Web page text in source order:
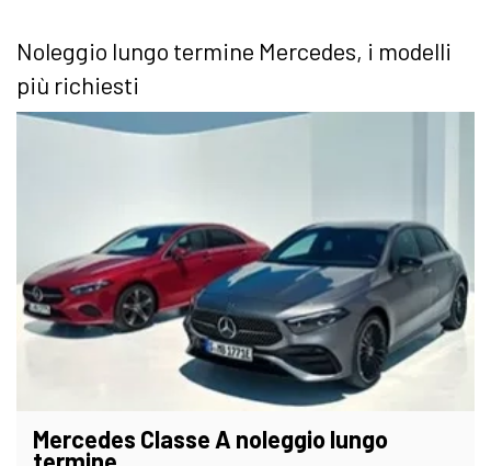
Noleggio lungo termine Mercedes, i modelli
più richiesti
Mercedes Classe A noleggio lungo
termine